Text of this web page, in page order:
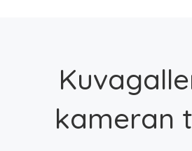
kameran